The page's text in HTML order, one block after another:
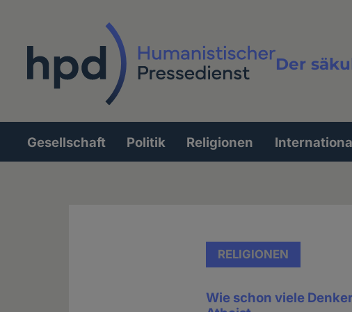
Der
Hauptnavigation
Gesellschaft Politik Religionen
RELIGIONEN
Wie schon viele